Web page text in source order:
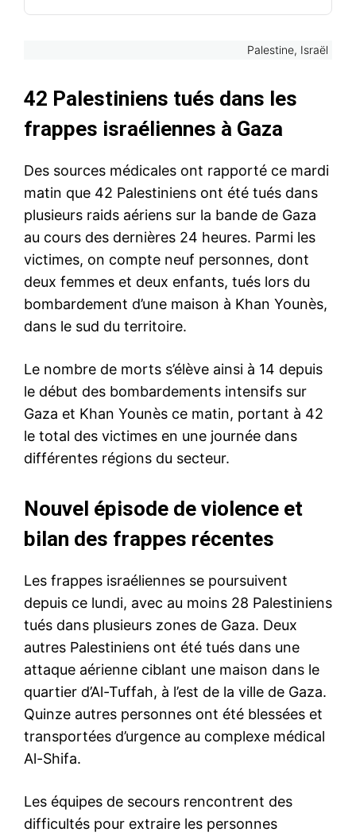
Palestine, Israël
42 Palestiniens tués dans les
frappes israéliennes à Gaza
Des sources médicales ont rapporté ce mardi
matin que 42 Palestiniens ont été tués dans
plusieurs raids aériens sur la bande de Gaza
au cours des dernières 24 heures. Parmi les
victimes, on compte neuf personnes, dont
deux femmes et deux enfants, tués lors du
bombardement d’une maison à Khan Younès,
dans le sud du territoire.
Le nombre de morts s’élève ainsi à 14 depuis
le début des bombardements intensifs sur
Gaza et Khan Younès ce matin, portant à 42
le total des victimes en une journée dans
différentes régions du secteur.
Nouvel épisode de violence et
bilan des frappes récentes
Les frappes israéliennes se poursuivent
depuis ce lundi, avec au moins 28 Palestiniens
tués dans plusieurs zones de Gaza. Deux
autres Palestiniens ont été tués dans une
attaque aérienne ciblant une maison dans le
quartier d’Al-Tuffah, à l’est de la ville de Gaza.
Quinze autres personnes ont été blessées et
transportées d’urgence au complexe médical
Al-Shifa.
Les équipes de secours rencontrent des
difficultés pour extraire les personnes